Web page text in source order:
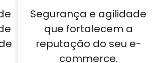
Segurança e agilidade
que fortalecem a
reputação do seu e-
commerce.